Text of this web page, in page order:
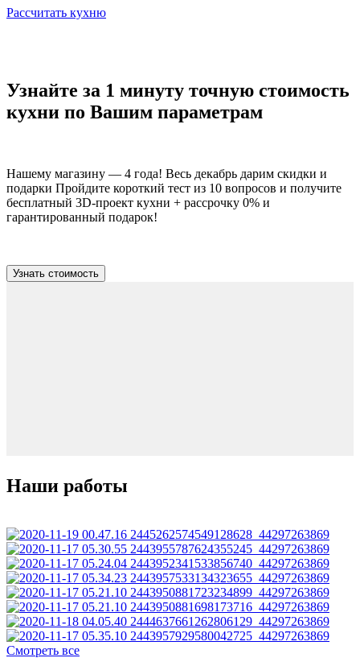
Рассчитать кухню
Узнайте за 1 минуту точную стоимость
кухни по Вашим параметрам
Нашему магазину — 4 года! Весь декабрь дарим скидки и
подарки Пройдите короткий тест из 10 вопросов и получите
бесплатный 3D-проект кухни + рассрочку 0% и
гарантированный подарок!
Узнать стоимость
Наши работы
Смотреть все